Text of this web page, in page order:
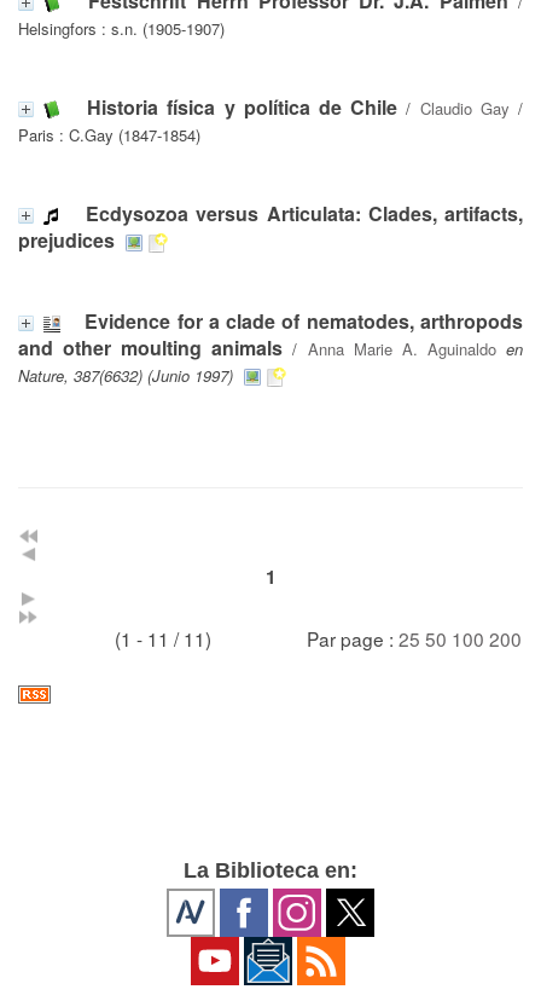
Helsingfors : s.n. (1905-1907)
Historia física y política de Chile / Claudio Gay /
Paris : C.Gay (1847-1854)
Ecdysozoa versus Articulata: Clades, artifacts,
prejudices
Evidence for a clade of nematodes, arthropods
and other moulting animals / Anna Marie A. Aguinaldo en
Nature, 387(6632) (Junio 1997)
1
(1 - 11 / 11) Par page : 25 50 100 200
La Biblioteca en: